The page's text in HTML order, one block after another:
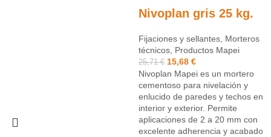
Nivoplan gris 25 kg.
Fijaciones y sellantes Morteros
técnicos Productos Mapei
25,71€ 15,68 €
Nivoplan Mapei es un mortero
cementoso para nivelación y
enlucido de paredes y techos en
interior y exterior. Permite
aplicaciones de 2 a 20 mm con
excelente adherencia y acabado